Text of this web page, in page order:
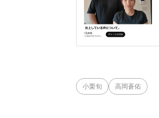
小栗旬 高岡蒼佑